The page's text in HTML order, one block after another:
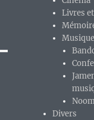
Livres
Musique
Divers